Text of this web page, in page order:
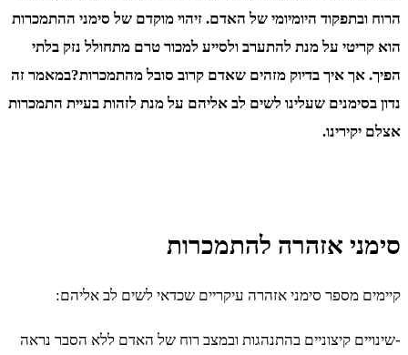
הרוח ובתפקוד היומיומי של האדם. זיהוי מוקדם של סימני ההתמכרות
הוא קריטי על מנת להתערב ולסייע למכור טרם מתחולל נזק בלתי
הפיך. אך איך בדיוק מזהים שאדם קרוב סובל מהתמכרות?במאמר זה
נדון בסימנים שעלינו לשים לב אליהם על מנת לזהות בעיית התמכרות
אצלם יקירינו.
סימני אזהרה להתמכרות
קיימים מספר סימני אזהרה עיקריים שכדאי לשים לב אליהם:
-שינויים קיצוניים בהתנהגות ובמצב רוח של האדם ללא הסבר נראה